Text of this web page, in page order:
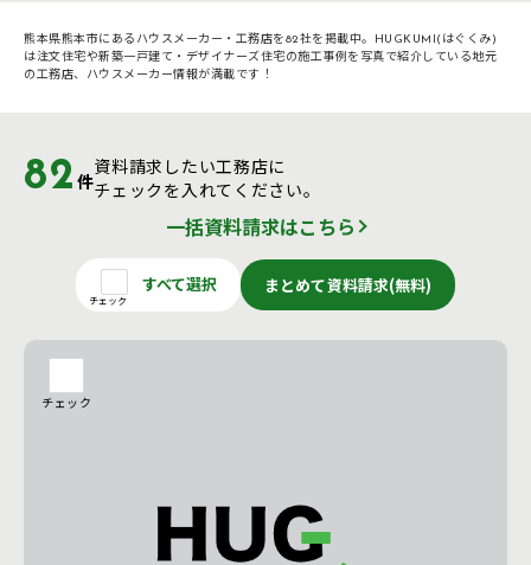
熊本県熊本市にあるハウスメーカー・工務店を82社を掲載中。HUGKUMI(はぐくみ)
は注文住宅や新築一戸建て・デザイナーズ住宅の施工事例を写真で紹介している地元
の工務店、ハウスメーカー情報が満載です！
82 件
資料請求したい工務店に
チェックを入れてください。
一括資料請求はこちら
チェック
すべて選択 まとめて資料請求(無料)
チェック